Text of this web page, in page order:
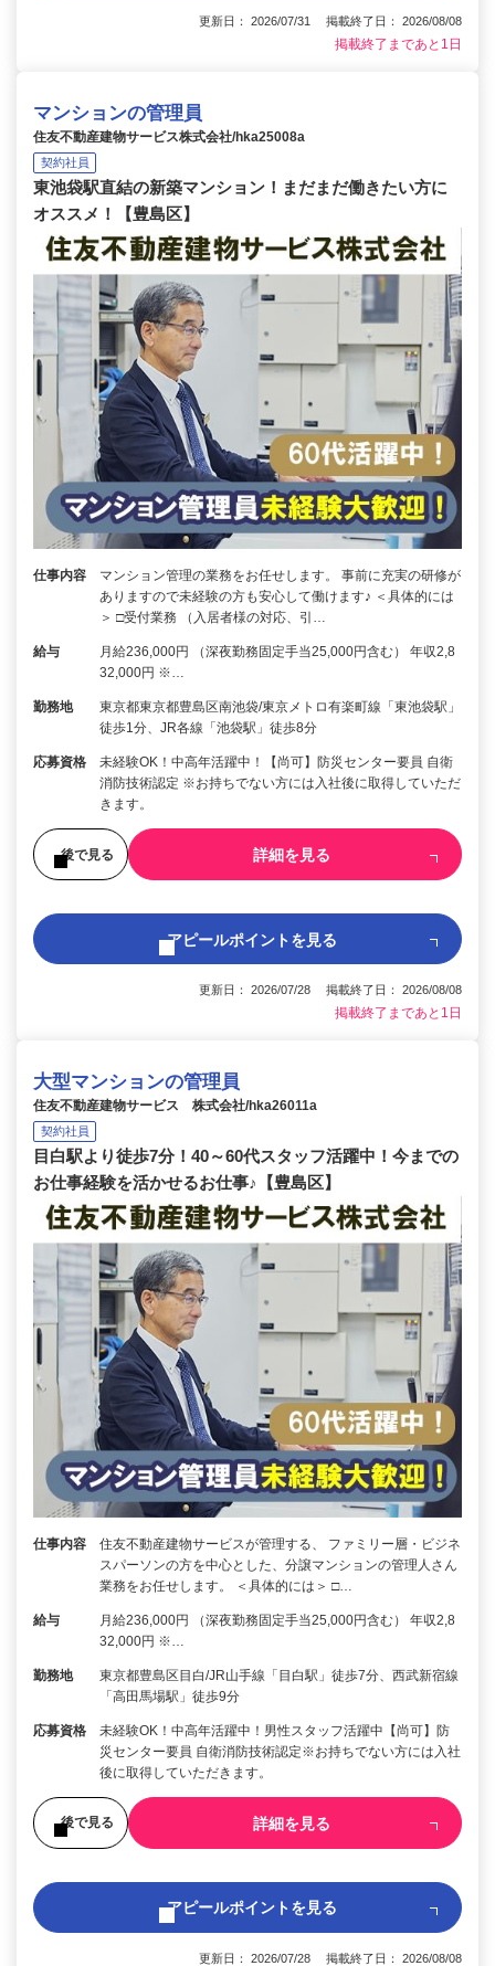
更新日： 2026/07/31 掲載終了日： 2026/08/08
掲載終了まであと1日
マンションの管理員
住友不動産建物サービス株式会社/hka25008a
契約社員
東池袋駅直結の新築マンション！まだまだ働きたい方に
オススメ！【豊島区】
仕事内容
マンション管理の業務をお任せします。 事前に充実の研修が
ありますので未経験の方も安心して働けます♪ ＜具体的には
＞ □受付業務 （入居者様の対応、引…
給与
月給236,000円 （深夜勤務固定手当25,000円含む） 年収2,8
32,000円 ※…
勤務地
東京都東京都豊島区南池袋/東京メトロ有楽町線「東池袋駅」
徒歩1分、JR各線「池袋駅」徒歩8分
応募資格
未経験OK！中高年活躍中！【尚可】防災センター要員 自衛
消防技術認定 ※お持ちでない方には入社後に取得していただ
きます。
後で見る 詳細を見る
アピールポイントを見る
更新日： 2026/07/28 掲載終了日： 2026/08/08
掲載終了まであと1日
大型マンションの管理員
住友不動産建物サービス 株式会社/hka26011a
契約社員
目白駅より徒歩7分！40～60代スタッフ活躍中！今までの
お仕事経験を活かせるお仕事♪【豊島区】
仕事内容
住友不動産建物サービスが管理する、 ファミリー層・ビジネ
スパーソンの方を中心とした、分譲マンションの管理人さん
業務をお任せします。 ＜具体的には＞ □…
給与
月給236,000円 （深夜勤務固定手当25,000円含む） 年収2,8
32,000円 ※…
勤務地
東京都豊島区目白/JR山手線「目白駅」徒歩7分、西武新宿線
「高田馬場駅」徒歩9分
応募資格
未経験OK！中高年活躍中！男性スタッフ活躍中【尚可】防
災センター要員 自衛消防技術認定※お持ちでない方には入社
後に取得していただきます。
後で見る 詳細を見る
アピールポイントを見る
更新日： 2026/07/28 掲載終了日： 2026/08/08